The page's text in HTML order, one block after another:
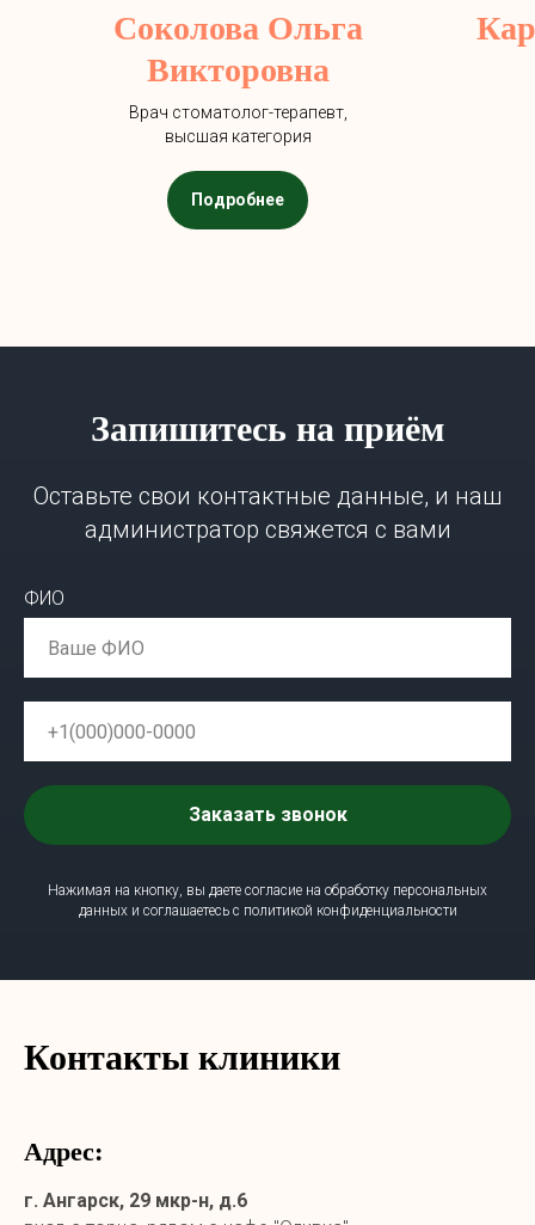
Соколова Ольга
Викторовна
Врач стоматолог-терапевт,
высшая категория
Подробнее
Запишитесь на приём
Оставьте свои контактные данные, и наш
администратор свяжется с вами
ФИО
Заказать звонок
Нажимая на кнопку, вы даете согласие на обработку персональных
данных и соглашаетесь c политикой конфиденциальности
Контакты клиники
Адрес:
г. Ангарск, 29 мкр-н, д.6